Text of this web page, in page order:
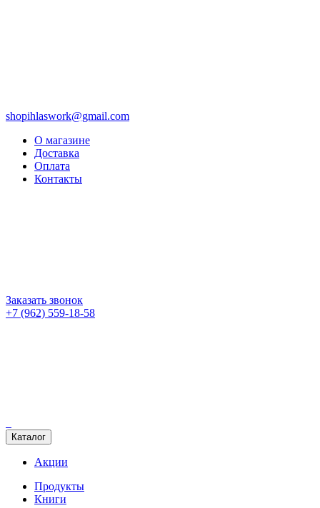
shopihlaswork@gmail.com
О магазине
Доставка
Оплата
Контакты
Заказать звонок
+7 (962) 559-18-58
Каталог
Акции
Продукты
Книги